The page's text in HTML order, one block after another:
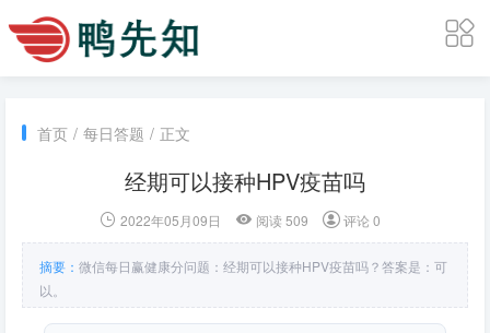
首页 / 每日答题 / 正文
经期可以接种HPV疫苗吗
2022年05月09日 阅读 509 评论 0
摘要： 微信每日赢健康分问题：经期可以接种HPV疫苗吗？答案是：可
以。